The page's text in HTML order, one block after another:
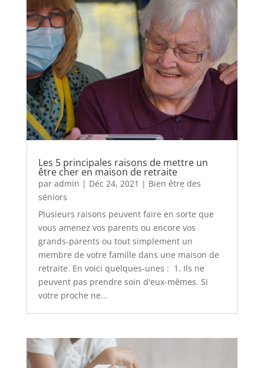
Les 5 principales raisons de mettre un
être cher en maison de retraite
par admin | Déc 24, 2021 | Bien être des
séniors
Plusieurs raisons peuvent faire en sorte que
vous amenez vos parents ou encore vos
grands-parents ou tout simplement un
membre de votre famille dans une maison de
retraite. En voici quelques-unes : 1. Ils ne
peuvent pas prendre soin d'eux-mêmes. Si
votre proche ne...